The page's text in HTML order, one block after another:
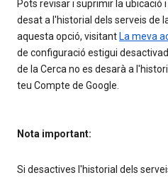
Pots revisar i suprimir la ubicació
desat a l'historial dels serveis de
aquesta opció, visitant La meva
de configuració estigui
de la Cerca no es desarà a
teu Compte de Google.
Nota important:
Si desactives l'historial dels